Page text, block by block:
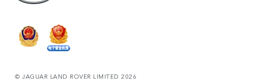
© JAGUAR LAND ROVER LIMITED 2026